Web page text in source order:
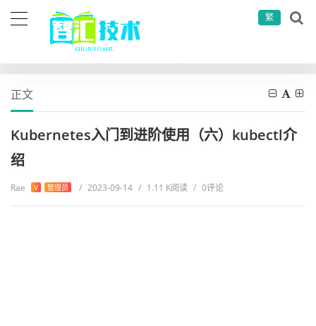
繁
正文
Kubernetes入门到进阶使用（六）kubectl介
绍
Rae V 管理员 / 2023-09-14 / 1.11 K阅读 / 0评论